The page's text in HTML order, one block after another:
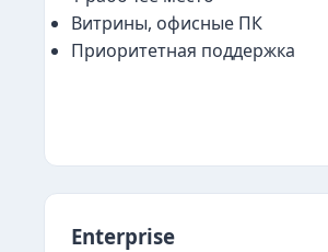
Витрины, офисные ПК
Приоритетная поддержка
Enterprise